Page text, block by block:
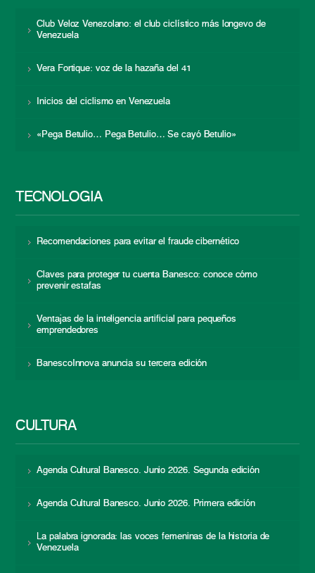
Club Veloz Venezolano: el club ciclístico más longevo de
Venezuela
Vera Fortique: voz de la hazaña del 41
Inicios del ciclismo en Venezuela
«Pega Betulio… Pega Betulio… Se cayó Betulio»
TECNOLOGÍA
Recomendaciones para evitar el fraude cibernético
Claves para proteger tu cuenta Banesco: conoce cómo
prevenir estafas
Ventajas de la inteligencia artificial para pequeños
emprendedores
BanescoInnova anuncia su tercera edición
CULTURA
Agenda Cultural Banesco. Junio 2026. Segunda edición
Agenda Cultural Banesco. Junio 2026. Primera edición
La palabra ignorada: las voces femeninas de la historia de
Venezuela